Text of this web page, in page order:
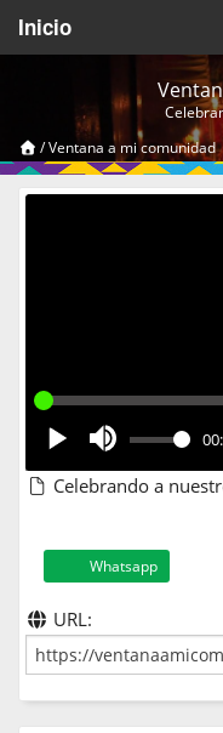
Inicio
Videos Temáticos
/Ventana a mi comunidad
Celebrando a
Whatsapp
URL: